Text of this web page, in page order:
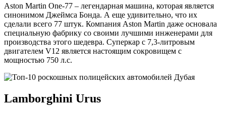
Aston Martin One-77 – легендарная машина, которая является
синонимом Джеймса Бонда. А еще удивительно, что их
сделали всего 77 штук. Компания Aston Martin даже основала
специальную фабрику со своими лучшими инженерами для
производства этого шедевра. Суперкар с 7,3-литровым
двигателем V12 является настоящим сокровищем с
мощностью 750 л.с.
Lamborghini Urus